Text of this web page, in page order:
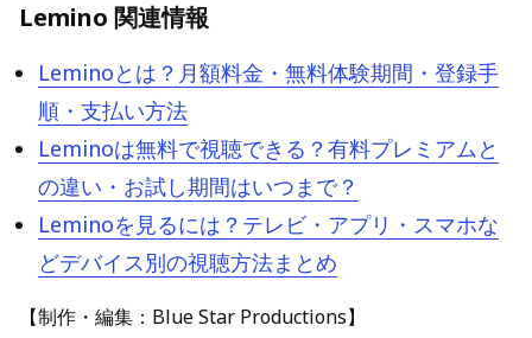
Lemino 関連情報
Leminoとは？月額料金・無料体験期間・登録手
順・支払い方法
Leminoは無料で視聴できる？有料プレミアムと
の違い・お試し期間はいつまで？
Leminoを見るには？テレビ・アプリ・スマホな
どデバイス別の視聴方法まとめ
【制作・編集：Blue Star Productions】